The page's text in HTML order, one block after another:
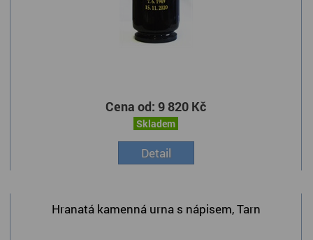
Cena od: 9 820 Kč
Skladem
Detail
Hranatá kamenná urna s nápisem, Tarn